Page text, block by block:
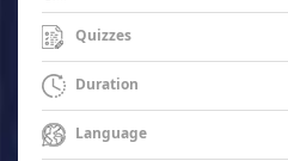
Quizzes
Duration
Language